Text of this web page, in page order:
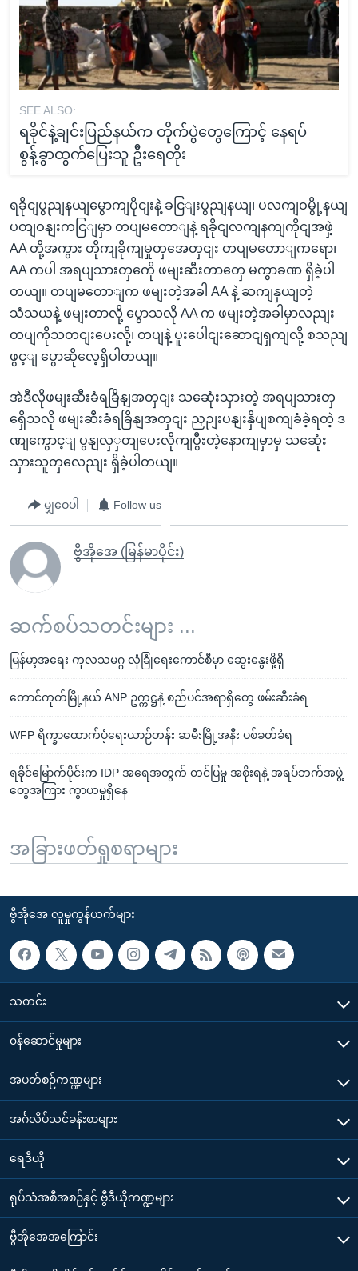
SEE ALSO:
ရခိုင်နဲ့ချင်းပြည်နယ်က တိုက်ပွဲတွေကြောင့် နေရပ်
စွန့်ခွာထွက်ပြေးသူ ဦးရေတိုး
ရခိုငျပွညျနယျမွောကျပိုငျးနဲ့ ခငြျးပွညျနယျ၊ ပလကျဝမွို့နယျ
ပတျဝနျးကငြျမှာ တပျမတောျနဲ့ ရခိုငျလကျနကျကိုငျအဖှဲ့
AA တို့အကွား တိုကျခိုကျမှုတှအေတှငျး တပျမတောျကရော၊
AA ကပါ အရပျသားတှကေို ဖမျးဆီးတာတှေ မကွာခဏ ရှိခဲ့ပါ
တယျ။ တပျမတောျက ဖမျးတဲ့အခါ AA နဲ့ ဆကျနှယျတဲ့
သံသယနဲ့ ဖမျးတာလို့ ပွောသလို AA က ဖမျးတဲ့အခါမှာလညျး
တပျကိုသတငျးပေးလို့၊ တပျနဲ့ ပူးပေါငျးဆောငျရှကျလို့ စသညျ
ဖွင့ျ ပွောဆိုလေ့ရှိပါတယျ။
အဲဒီလိုဖမျးဆီးခံရခြိနျအတှငျး သဆေုံးသှားတဲ့ အရပျသားတှ
ရှေိသလို ဖမျးဆီးခံရခြိနျအတှငျး ညှဉျးပနျးနှိပျစကျခံခဲ့ရတဲ့ ဒ
ဏျကွောင့ျ ပွနျလှှတျပေးလိုကျပွီးတဲ့နောကျမှာမှ သဆေုံး
သှားသူတှလေညျး ရှိခဲ့ပါတယျ။
မျှဝေပါ Follow us
ဗွီအိုအေ (မြန်မာပိုင်း)
ဆက်စပ်သတင်းများ ...
မြန်မာ့အရေး ကုလသမဂ္ဂ လုံခြုံရေးကောင်စီမှာ ဆွေးနွေးဖို့ရှိ
တောင်ကုတ်မြို့နယ် ANP ဥက္ကဋ္ဌနဲ့ စည်ပင်အရာရှိတွေ ဖမ်းဆီးခံရ
WFP ရိက္ခာထောက်ပံ့ရေးယာဉ်တန်း ဆမီးမြို့အနီး ပစ်ခတ်ခံရ
ရခိုင်မြောက်ပိုင်းက IDP အရေအတွက် တင်ပြမှု အစိုးရနဲ့ အရပ်ဘက်အဖွဲ့
တွေအကြား ကွာဟမှုရှိနေ
အခြားဖတ်ရှုစရာများ
ဗွီအိုအေ လူမှုကွန်ယက်များ
သတင်း
၀န်ဆောင်မှုများ
အပတ်စဉ်ကဏ္ဍများ
အင်္ဂလိပ်သင်ခန်းစာများ
ရေဒီယို
ရုပ်သံအစီအစဉ်နှင့် ဗွီဒီယိုကဏ္ဍများ
ဗွီအိုအေအကြောင်း